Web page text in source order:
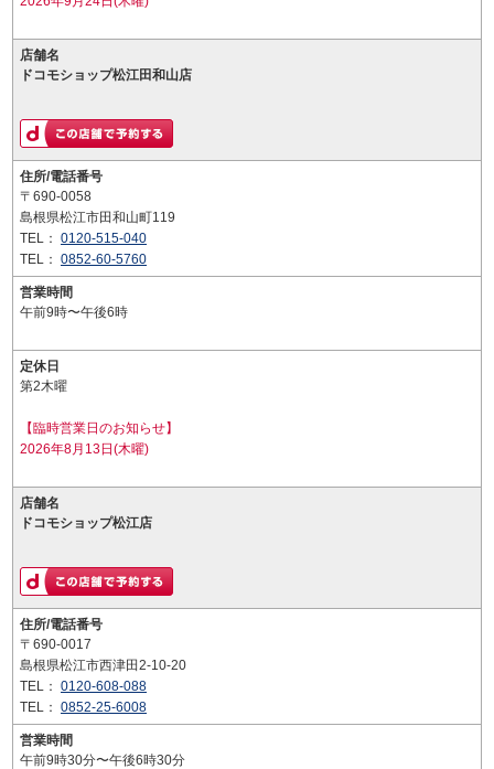
店舗名
ドコモショップ松江田和山店
住所/電話番号
〒690-0058
島根県松江市田和山町119
TEL： 0120-515-040
TEL： 0852-60-5760
営業時間
午前9時〜午後6時
定休日
第2木曜
【臨時営業日のお知らせ】
2026年8月13日(木曜)
店舗名
ドコモショップ松江店
住所/電話番号
〒690-0017
島根県松江市西津田2-10-20
TEL： 0120-608-088
TEL： 0852-25-6008
営業時間
午前9時30分〜午後6時30分